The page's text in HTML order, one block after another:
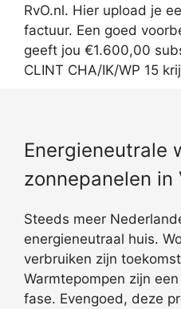
RvO.nl. Hier upload je
factuur. Een goed
geeft jou €1.600,00
CLINT CHA/IK/WP 15
Energieneutrale
zonnepanelen in
Steeds meer
energieneutraal huis.
verbruiken zijn
Warmtepompen zijn
fase. Evengoed, deze